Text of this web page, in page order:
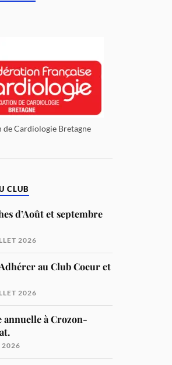
de Cardiologie Bretagne
CLUB
d’Août et septembre
2026
au Club Coeur et
2026
annuelle à Crozon-
2026